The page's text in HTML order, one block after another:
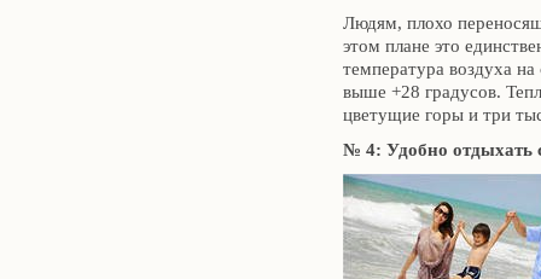
Людям, плохо
этом плане это
температура воздуха
выше +28 градусов.
цветущие горы и три
№ 4: Удобно отдыхать